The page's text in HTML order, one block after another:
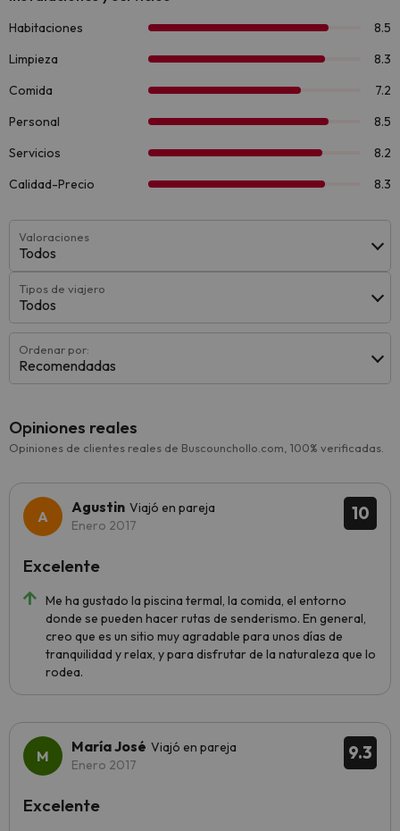
Valoraciones
Todos
Tipos de viajero
Todos
Ordenar por:
Recomendadas
Opiniones reales
Opiniones de clientes reales de Buscounchollo.com, 100% verificadas.
10
Agustin Viajó en pareja
Enero 2017
Me ha gustado la piscina termal, la comida, el entorno
donde se pueden hacer rutas de senderismo. En general,
creo que es un sitio muy agradable para unos días de
tranquilidad y relax, y para disfrutar de la naturaleza que lo
rodea.
Excelente
9.3
María José Viajó en pareja
Enero 2017
Excelente